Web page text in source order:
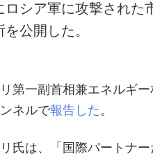
ロシア軍に攻撃された
公開した。
第一副首相兼エネルギ
ネルで報告した。
氏は、「国際パートナ